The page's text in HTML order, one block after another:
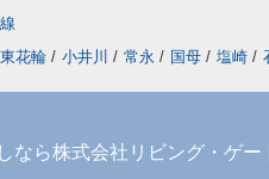
東花輪 / 小井川 / 常永 / 国母 / 塩崎 /
なら株式会社リビング・ゲー